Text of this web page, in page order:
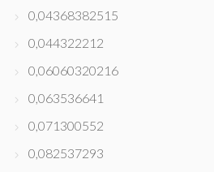
0,04368382515
0,044322212
0,06060320216
0,063536641
0,071300552
0,082537293